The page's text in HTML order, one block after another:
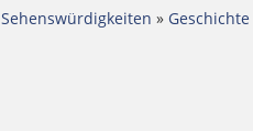
Sehenswürdigkeiten » Geschichte